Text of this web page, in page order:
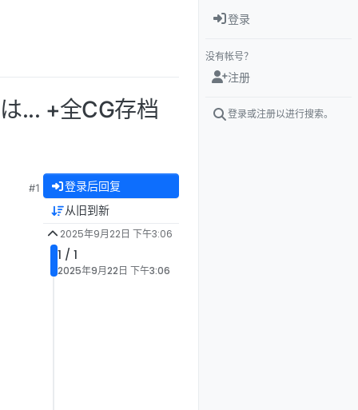
... +全CG存档
#1 登录后回复
从旧到新
2025年9月22日 下午3:06
1 / 1
2025年9月22日 下午3:06
登录
没有帐号？
注册
登录或注册以进行搜索。